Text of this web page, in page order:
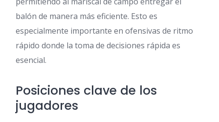
balón de manera más eficiente. Esto es
especialmente importante en ofensivas de ritmo
rápido donde la toma de decisiones rápida es
esencial.
Posiciones clave de los
jugadores